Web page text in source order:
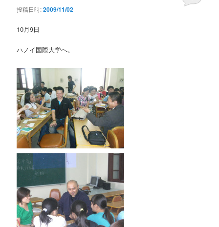
投稿日時:2009/11/02
10月9日
ハノイ国際大学へ。